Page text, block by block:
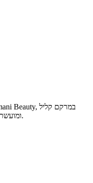
ומועשר בלחות ליצירת גוון שפתיים אחיד. 3.1 גרם.